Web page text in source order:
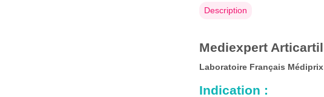
Description
Mediexpert Articartil
Laboratoire Français Médiprix
Indication :